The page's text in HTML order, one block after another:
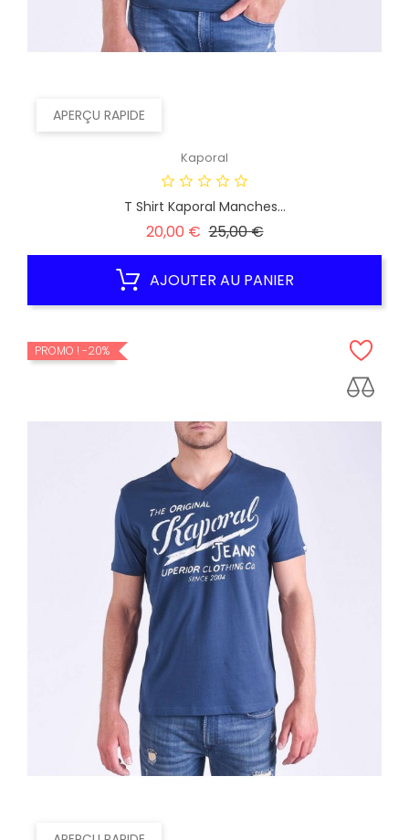
APERÇU RAPIDE
Kaporal
T Shirt Kaporal Manches...
20,00 € Prix
25,00 €Prix
AJOUTER AU PANIER
PROMO ! -20%